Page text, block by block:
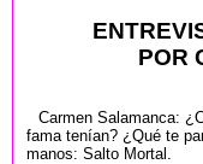
POR
Carmen Salamanca:
fama tenían? ¿Qué te
manos: Salto Mortal.